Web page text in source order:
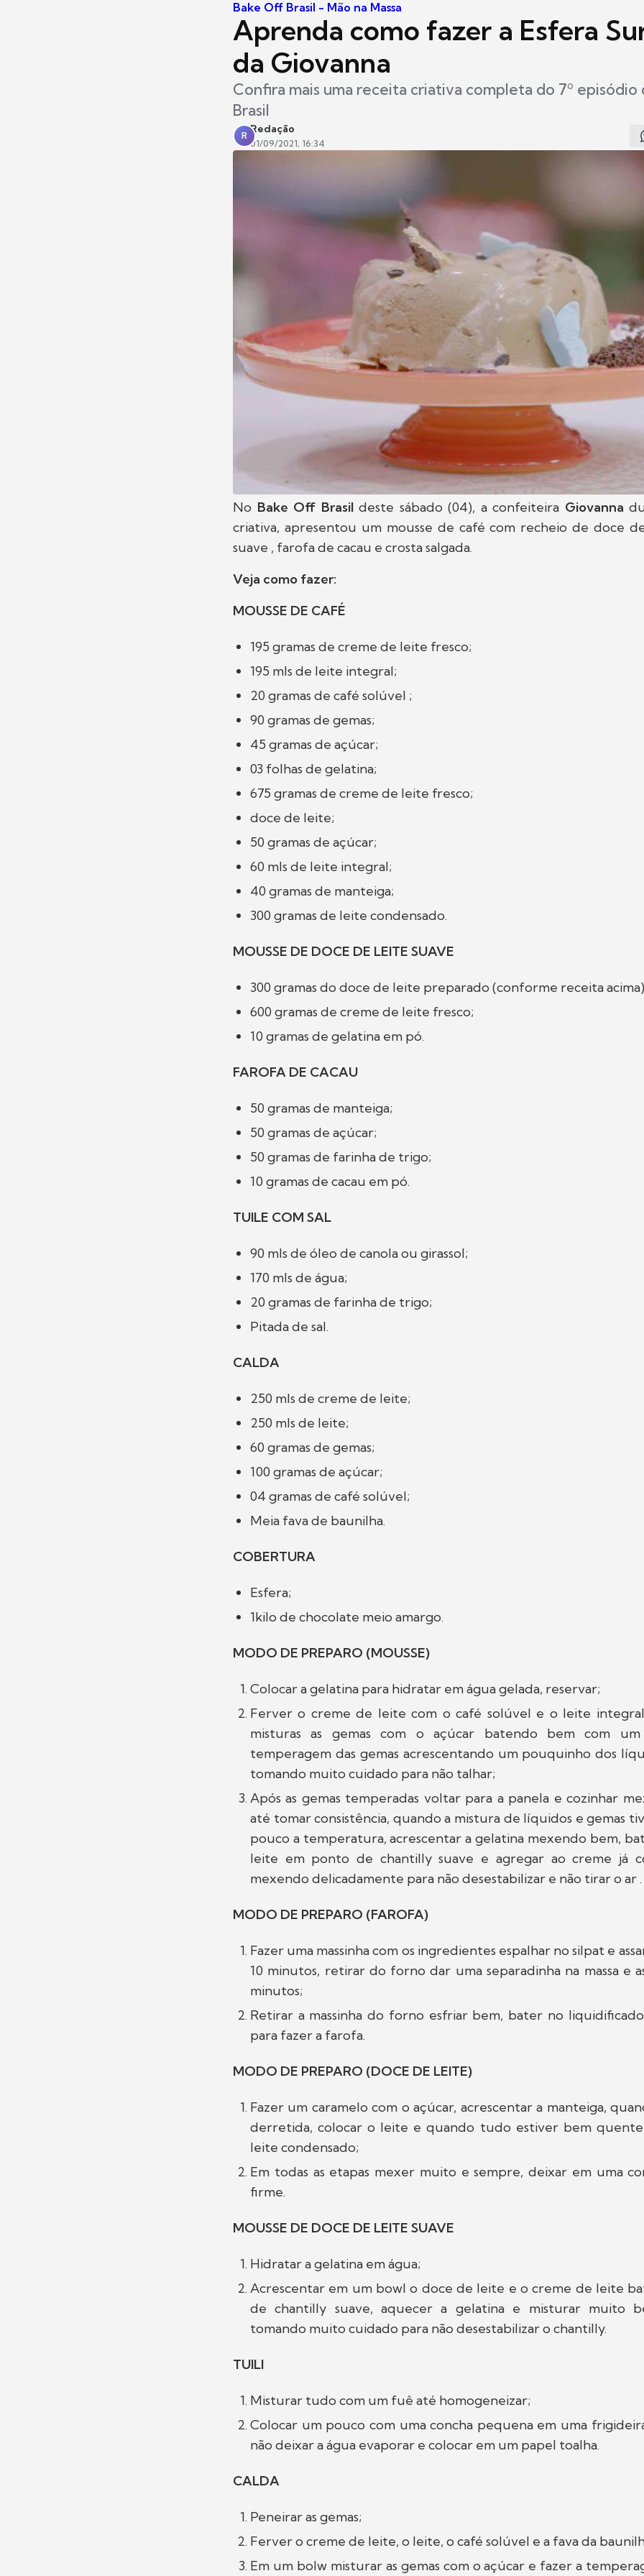
Bake Off Brasil - Mão na Massa
Aprenda como fazer a Esfera
da Giovanna
Confira mais uma receita criativa completa do 7º
Brasil
R
Redação
01/09/2021, 16:34
No Bake Off Brasil deste sábado (04), a confeiteira Giovanna
criativa, apresentou um mousse de café com recheio de doce
suave , farofa de cacau e crosta salgada.
Veja como fazer:
MOUSSE DE CAFÉ
195 gramas de creme de leite fresco;
195 mls de leite integral;
20 gramas de café solúvel ;
90 gramas de gemas;
45 gramas de açúcar;
03 folhas de gelatina;
675 gramas de creme de leite fresco;
doce de leite;
50 gramas de açúcar;
60 mls de leite integral;
40 gramas de manteiga;
300 gramas de leite condensado.
MOUSSE DE DOCE DE LEITE SUAVE
300 gramas do doce de leite preparado (conforme receita
600 gramas de creme de leite fresco;
10 gramas de gelatina em pó.
FAROFA DE CACAU
50 gramas de manteiga;
50 gramas de açúcar;
50 gramas de farinha de trigo;
10 gramas de cacau em pó.
TUILE COM SAL
90 mls de óleo de canola ou girassol;
170 mls de água;
20 gramas de farinha de trigo;
Pitada de sal.
CALDA
250 mls de creme de leite;
250 mls de leite;
60 gramas de gemas;
100 gramas de açúcar;
04 gramas de café solúvel;
Meia fava de baunilha.
COBERTURA
Esfera;
1kilo de chocolate meio amargo.
MODO DE PREPARO (MOUSSE)
Colocar a gelatina para hidratar em água gelada, reservar;
Ferver o creme de leite com o café solúvel e o leite
misturas as gemas com o açúcar batendo bem com
temperagem das gemas acrescentando um pouquinho dos
tomando muito cuidado para não talhar;
Após as gemas temperadas voltar para a panela e cozinhar
até tomar consistência, quando a mistura de líquidos e gemas
pouco a temperatura, acrescentar a gelatina mexendo bem,
leite em ponto de chantilly suave e agregar ao creme já
mexendo delicadamente para não desestabilizar e não tirar o ar
MODO DE PREPARO (FAROFA)
Fazer uma massinha com os ingredientes espalhar no silpat e
10 minutos, retirar do forno dar uma separadinha na massa e
minutos;
Retirar a massinha do forno esfriar bem, bater no
para fazer a farofa.
MODO DE PREPARO (DOCE DE LEITE)
Fazer um caramelo com o açúcar, acrescentar a manteiga,
derretida, colocar o leite e quando tudo estiver bem quente
leite condensado;
Em todas as etapas mexer muito e sempre, deixar em uma
firme.
MOUSSE DE DOCE DE LEITE SUAVE
Hidratar a gelatina em água;
Acrescentar em um bowl o doce de leite e o creme de leite
de chantilly suave, aquecer a gelatina e misturar muito
tomando muito cuidado para não desestabilizar o chantilly.
TUILI
Misturar tudo com um fuê até homogeneizar;
Colocar um pouco com uma concha pequena em uma
não deixar a água evaporar e colocar em um papel toalha.
CALDA
Peneirar as gemas;
Ferver o creme de leite, o leite, o café solúvel e a fava da
Em um bolw misturar as gemas com o açúcar e fazer a